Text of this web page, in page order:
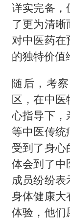
详实完备，
了更为清
对中医药在
的独特价值
随后，考
区，在中
心指导下，
等中医传统
受到了身
体会到了中
成员纷纷
身体健康大
体验，他们